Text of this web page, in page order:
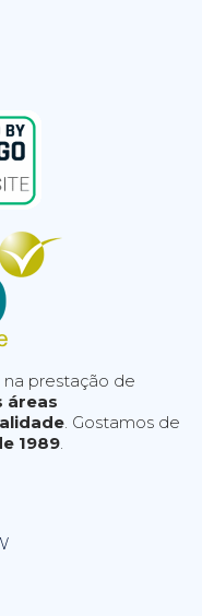
prestação de
áreas
. Gostamos de
1989.